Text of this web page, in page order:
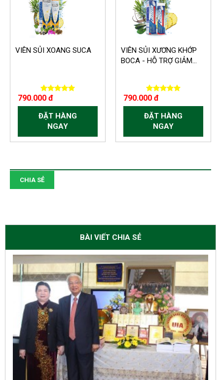
VIÊN SỦI XOANG SUCA
790.000 đ
ĐẶT HÀNG
NGAY
VIÊN SỦI XƯƠNG KHỚP
BOCA - HỖ TRỢ GIẢM...
790.000 đ
ĐẶT HÀNG
NGAY
CHIA SẺ
BÀI VIẾT CHIA SẺ